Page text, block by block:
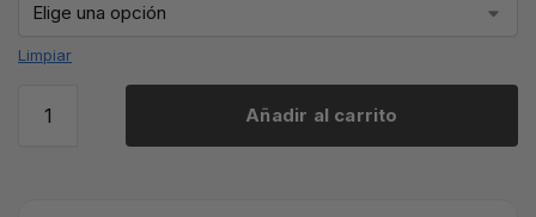
Limpiar
Añadir al carrito